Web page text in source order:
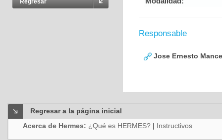
Regresar
Responsable
Jose Ernesto
Regresar a la página inicial
Acerca de Hermes: ¿Qué es HERMES? | Instructivos